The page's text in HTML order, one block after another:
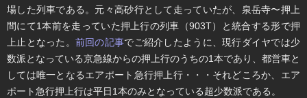
場した列車である。元々高砂行として走っていたが、泉岳寺〜押上
間にて1本前を走っていた押上行の列車（903T）と統合する形で押
上止となった。 前回の記事でご紹介したように、現行ダイヤでは少
数派となっている京急線からの押上行のうちの1本であり、都営車と
しては唯一となるエアポート急行押上行・・・それどころか、エア
ポート急行押上行は平日1本のみとなっている超少数派である。